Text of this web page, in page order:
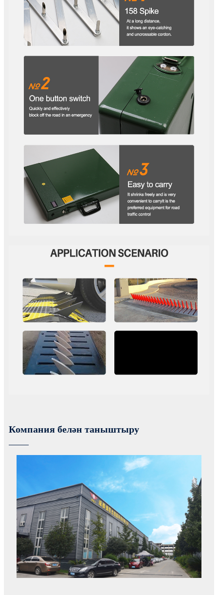
Компания белән таныштыру